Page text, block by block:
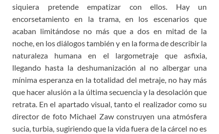
siquiera pretende empatizar con ellos. Hay un
encorsetamiento en la trama, en los escenarios que
acaban limitándose no más que a dos en mitad de la
noche, en los diálogos también y en la forma de describir la
naturaleza humana en el largometraje que asfixia,
llegando hasta la deshumanización al no albergar una
mínima esperanza en la totalidad del metraje, no hay más
que hacer alusión a la última secuencia y la desolación que
retrata. En el apartado visual, tanto el realizador como su
director de foto Michael Zaw construyen una atmósfera
sucia, turbia, sugiriendo que la vida fuera de la cárcel no es